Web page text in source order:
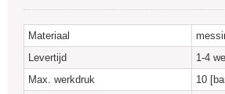
cv buis of 16 mm meerlagenbuis enworden
meegeleverd.
Materiaal
Levertijd
1-4
Max. werkdruk
10